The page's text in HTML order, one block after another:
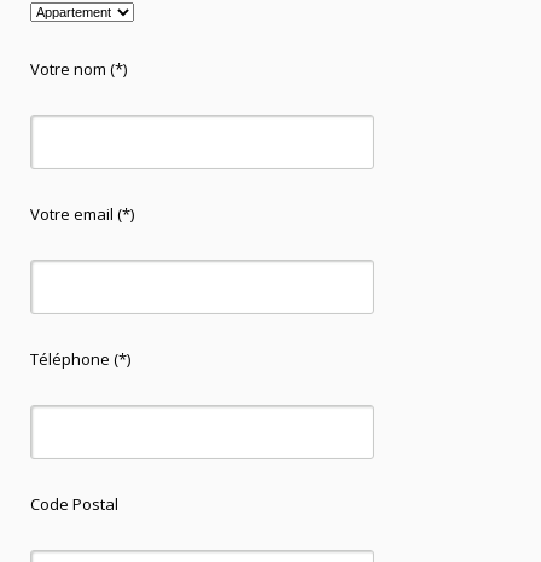
Votre nom (*)
Votre email (*)
Téléphone (*)
Code Postal